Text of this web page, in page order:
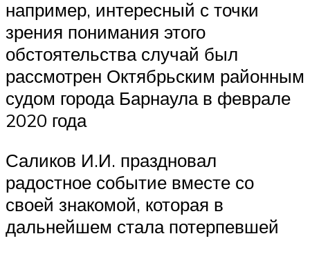
например, интересный с точки
зрения понимания этого
обстоятельства случай был
рассмотрен Октябрьским районным
судом города Барнаула в феврале
2020 года
Саликов И.И. праздновал
радостное событие вместе со
своей знакомой, которая в
дальнейшем стала потерпевшей